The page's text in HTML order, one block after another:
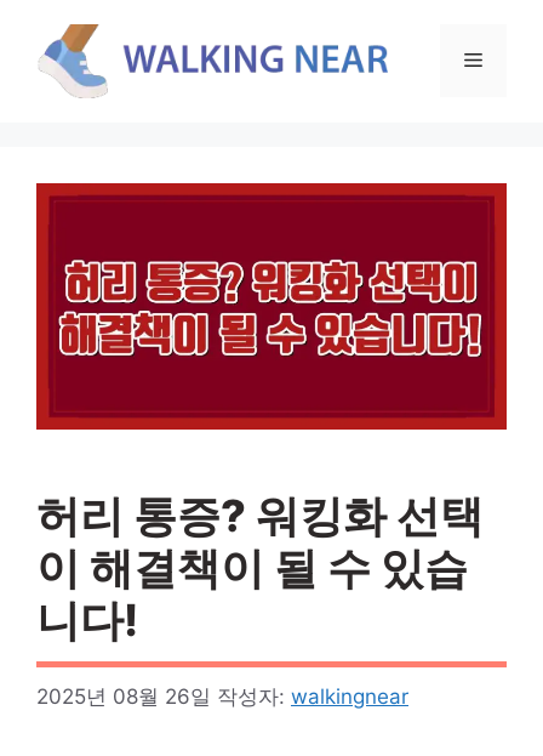
메
허리 통증? 워킹화 선택
이 해결책이 될 수 있습
니다!
2025년 08월 26일 작성자: walkingnear